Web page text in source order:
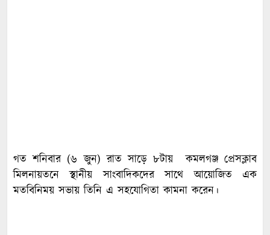
গত শনিবার (৬ জুন) রাত সাড়ে ৮টায় কমলগঞ্জ প্রেসক্লাব
মিলনায়তনে স্থানীয় সাংবাদিকদের সাথে আয়োজিত এক
মতবিনিময় সভায় তিনি এ সহযোগিতা কামনা করেন।